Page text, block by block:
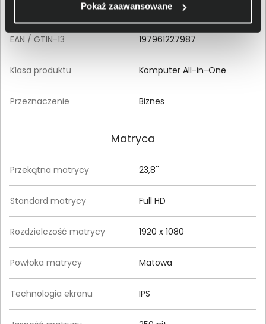
Pokaż zaawansowane
Kod producenta (MPN) 935Y9EA
EAN / GTIN-13 197961227987
Klasa produktu Komputer All-in-One
Przeznaczenie Biznes
Matryca
Przekątna matrycy 23,8''
Standard matrycy Full HD
Rozdzielczość matrycy 1920 x 1080
Powłoka matrycy Matowa
Technologia ekranu IPS